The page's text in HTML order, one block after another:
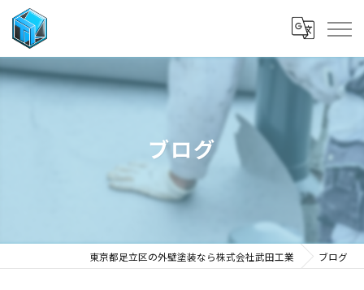
ブログ
東京都足立区の外壁塗装なら株式会社武田工業 ブログ